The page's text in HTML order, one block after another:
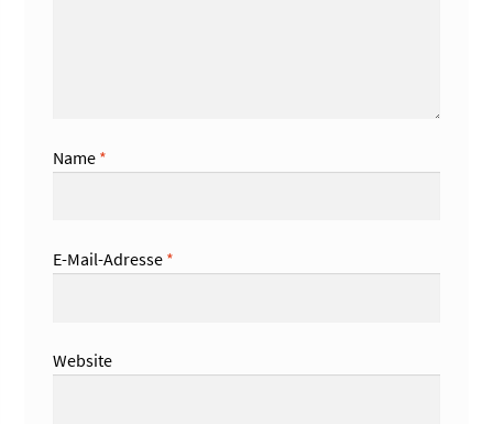
Name *
E-Mail-Adresse *
Website